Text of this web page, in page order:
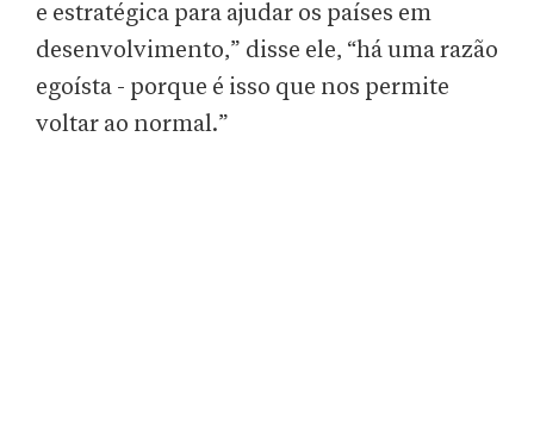
e estratégica para ajudar os países em
desenvolvimento,” disse ele, “há uma razão
egoísta - porque é isso que nos permite
voltar ao normal.”